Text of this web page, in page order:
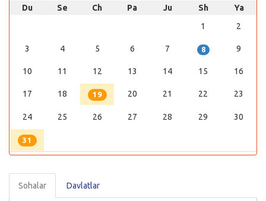
Du Se Ch Pa Ju Sh
Ya
1
2
3 4 5 6 7 8 9
10 11 12 13 14 15 16
17 18 19 20 21 22 23
24 25 26 27 28 29 30
31
Sohalar Davlatlar